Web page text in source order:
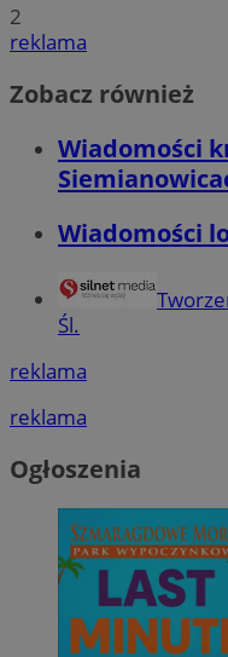
2
reklama
Zobacz również
Wiadomości
Wiadomości
Śl.
reklama
reklama
Ogłoszenia